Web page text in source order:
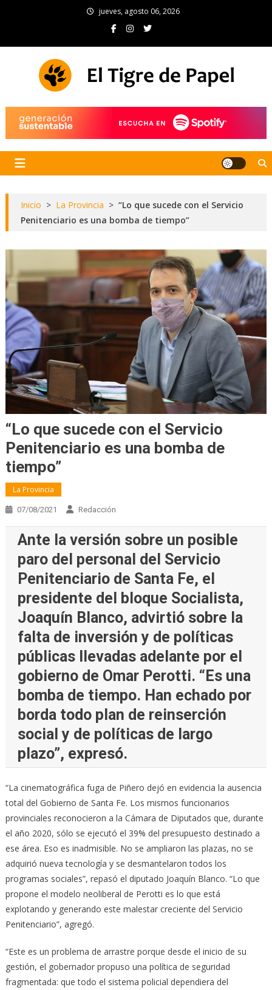
jueves, agosto 06, 2026
Inicio > La Provincia > “Lo que sucede con el Servicio
Penitenciario es una bomba de tiempo”
“Lo que sucede con el Servicio
Penitenciario es una bomba de
tiempo”
La Provincia
07/08/2021 Redacción
Ante la versión sobre un posible
paro del personal del Servicio
Penitenciario de Santa Fe, el
presidente del bloque Socialista,
Joaquín Blanco, advirtió sobre la
falta de inversión y de políticas
públicas llevadas adelante por el
gobierno de Omar Perotti. “Es una
bomba de tiempo. Han echado por
borda todo plan de reinserción
social y de políticas de largo
plazo”, expresó.
“La cinematográfica fuga de Piñero dejó en evidencia la ausencia
total del Gobierno de Santa Fe. Los mismos funcionarios
provinciales reconocieron a la Cámara de Diputados que, durante
el año 2020, sólo se ejecutó el 39% del presupuesto destinado a
ese área. Eso es inadmisible. No se ampliaron las plazas, no se
adquirió nueva tecnología y se desmantelaron todos los
programas sociales”, repasó el diputado Joaquín Blanco. “Lo que
propone el modelo neoliberal de Perotti es lo que está
explotando y generando este malestar creciente del Servicio
Penitenciario”, agregó.
“Este es un problema de arrastre porque desde el inicio de su
gestión, el gobernador propuso una política de seguridad
fragmentada: que todo el sistema policial dependiera del